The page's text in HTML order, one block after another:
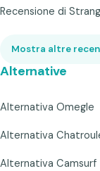
Recensione di
Mostra altre
Alternative
Alternativa Omegle
Alternativa
Alternativa Camsurf